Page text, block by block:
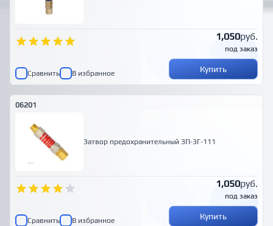
1,050руб.
под заказ
Сравнить В избранное Купить
06201
Затвор предохранительный ЗП-3Г-111
1,050руб.
под заказ
Сравнить В избранное Купить